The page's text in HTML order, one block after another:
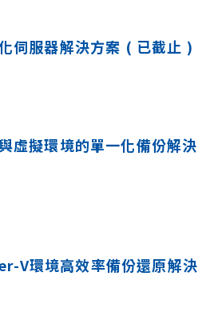
伺服器解決方案 ( 已截止 )
擬環境的單一化備份解決
V環境高效率備份還原解決